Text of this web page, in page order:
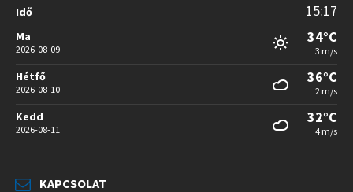
Idő 15:17
Ma
2026-08-09
34°C
3 m/s
Hétfő
2026-08-10
36°C
2 m/s
Kedd
2026-08-11
32°C
4 m/s
KAPCSOLAT